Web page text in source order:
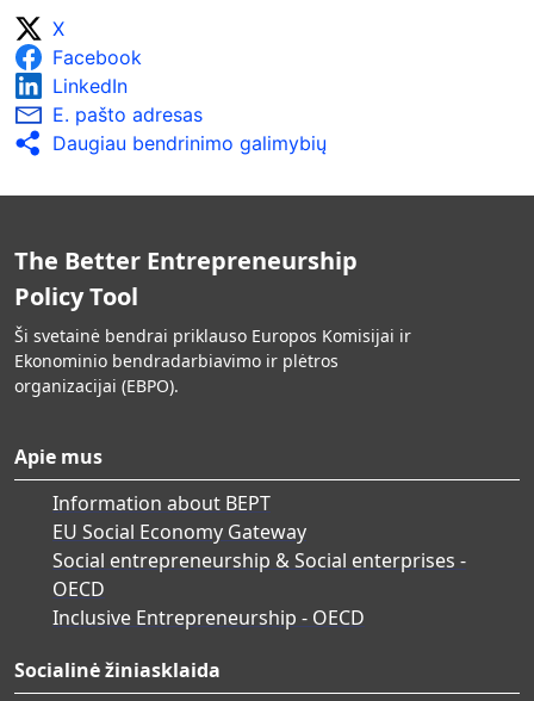
X
Facebook
LinkedIn
E. pašto adresas
Daugiau bendrinimo galimybių
The Better Entrepreneurship
Policy Tool
Ši svetainė bendrai priklauso Europos Komisijai ir
Ekonominio bendradarbiavimo ir plėtros
organizacijai (EBPO).
Apie mus
Information about BEPT
EU Social Economy Gateway
Social entrepreneurship & Social enterprises -
OECD
Inclusive Entrepreneurship - OECD
Socialinė žiniasklaida